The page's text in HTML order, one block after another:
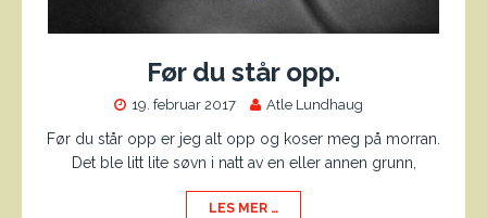
Før du står opp.
19. februar 2017 Atle Lundhaug
Før du står opp er jeg alt opp og koser meg på morran.
Det ble litt lite søvn i natt av en eller annen grunn,
LES MER …